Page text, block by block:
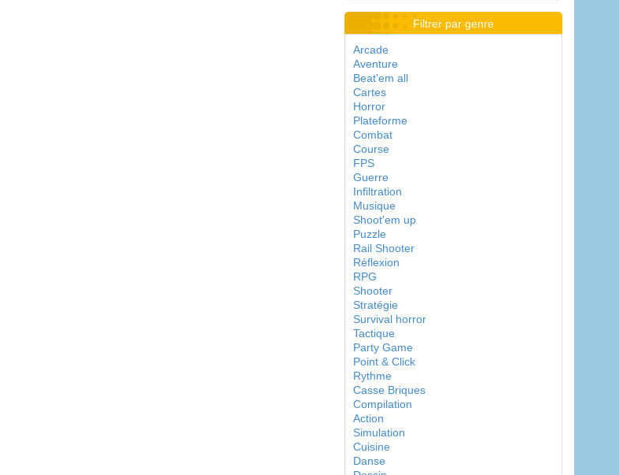
Filtrer par genre
Arcade
Aventure
Beat'em all
Cartes
Horror
Plateforme
Combat
Course
FPS
Guerre
Infiltration
Musique
Shoot'em up
Puzzle
Rail Shooter
Réflexion
RPG
Shooter
Stratégie
Survival horror
Tactique
Party Game
Point & Click
Rythme
Casse Briques
Compilation
Action
Simulation
Cuisine
Danse